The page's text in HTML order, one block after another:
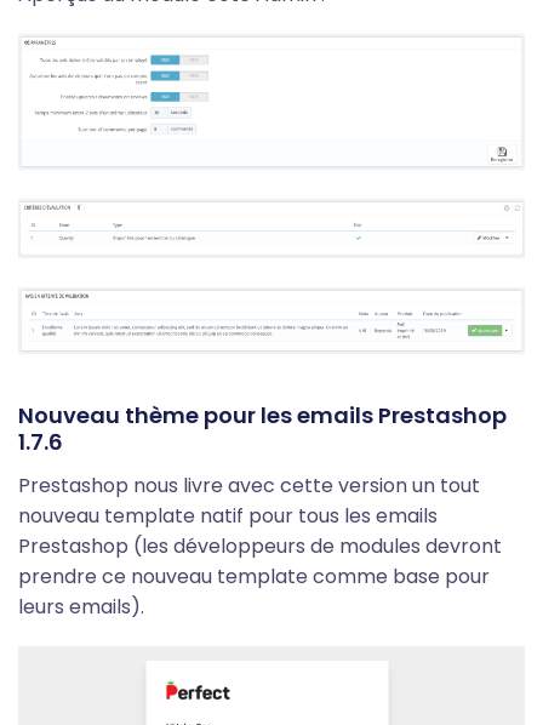
Nouveau thème pour les emails Prestashop
1.7.6
Prestashop nous livre avec cette version un tout
nouveau template natif pour tous les emails
Prestashop (les développeurs de modules devront
prendre ce nouveau template comme base pour
leurs emails).